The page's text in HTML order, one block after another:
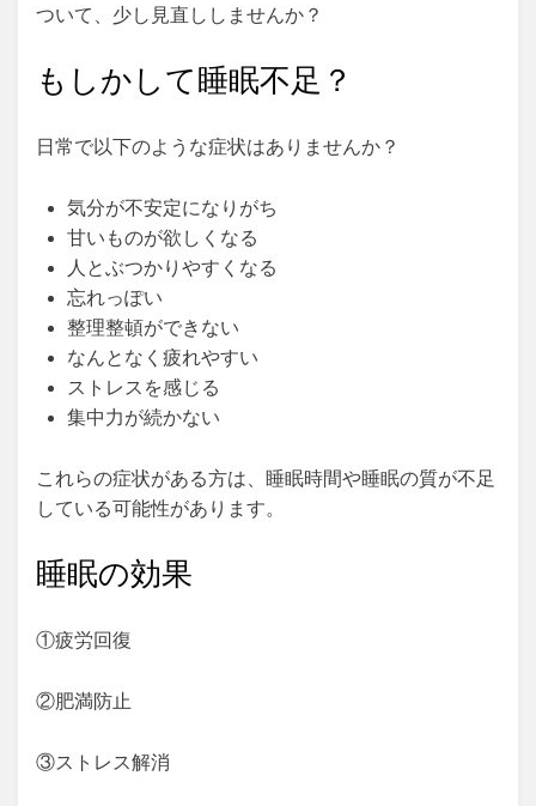
ついて、少し見直ししませんか？
もしかして睡眠不足？
日常で以下のような症状はありませんか？
気分が不安定になりがち
甘いものが欲しくなる
人とぶつかりやすくなる
忘れっぽい
整理整頓ができない
なんとなく疲れやすい
ストレスを感じる
集中力が続かない
これらの症状がある方は、睡眠時間や睡眠の質が不足
している可能性があります。
睡眠の効果
①疲労回復
②肥満防止
③ストレス解消